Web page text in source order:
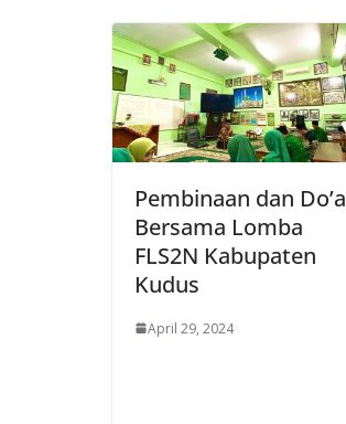
Pembinaan dan Do’a
Bersama Lomba
FLS2N Kabupaten
Kudus
April 29, 2024